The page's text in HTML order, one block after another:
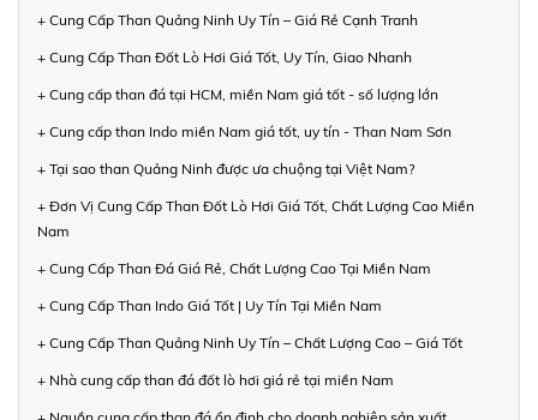
+ Cung Cấp Than Quảng Ninh Uy Tín – Giá Rẻ Cạnh Tranh
+ Cung Cấp Than Đốt Lò Hơi Giá Tốt, Uy Tín, Giao Nhanh
+ Cung cấp than đá tại HCM, miền Nam giá tốt - số lượng lớn
+ Cung cấp than Indo miền Nam giá tốt, uy tín - Than Nam Sơn
+ Tại sao than Quảng Ninh được ưa chuộng tại Việt Nam?
+ Đơn Vị Cung Cấp Than Đốt Lò Hơi Giá Tốt, Chất Lượng Cao Miền
Nam
+ Cung Cấp Than Đá Giá Rẻ, Chất Lượng Cao Tại Miền Nam
+ Cung Cấp Than Indo Giá Tốt | Uy Tín Tại Miền Nam
+ Cung Cấp Than Quảng Ninh Uy Tín – Chất Lượng Cao – Giá Tốt
+ Nhà cung cấp than đá đốt lò hơi giá rẻ tại miền Nam